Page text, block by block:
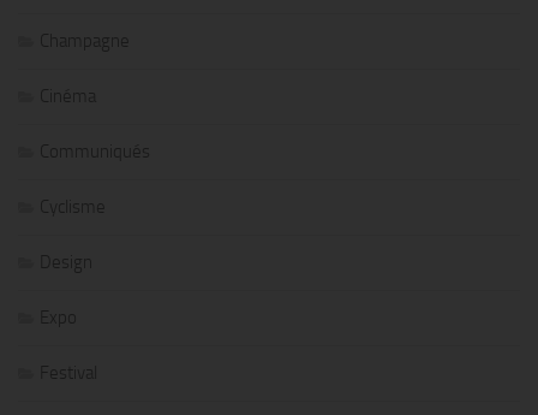
Champagne
Cinéma
Communiqués
Cyclisme
Design
Expo
Festival